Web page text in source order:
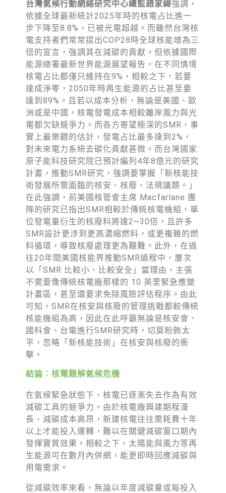
台灣氣候行動網絡研究中心總監趙家緯強調，
依據全球最新統計2025年時的核電占比進一
步下降至8.8%，已被光電超越。而雖然台灣核
電支持者們常常提出COP28時全球核能增為三
倍的宣言，強調其在減碳的貢獻。但依據國際
能源總署最新世界能源展望報告，在不同情境
核電占比都僅只維持在9%，相較之下，若要
達成淨零，2050年時再生能源的占比甚至要
達到89%。且若以成本分析，無論是美國、歐
洲或是中國，核電發電成本相較離岸風力與光
電都欠缺競爭力。而各方寄望極深的SMR，事
實上最樂觀的估計，發電占比最多達到2%，
對未來電力系統去碳化貢獻甚微。而台灣國家
原子能科技研究院已預計編列4年8億元的研究
計畫，推動SMR研究，強調要掌握「新核能技
術發展所需面臨的核安、核廢、法規議題。」
在此強調，前美國核管會主席 Macfarlane 團
隊的研究已指出SMR相較於傳統核電機組，單
位發電量衍生的核廢料將達2~30倍，且許多
SMR設計更涉到更高濃縮燃料，或更複雜的燃
料循環，導致核廢處理更為艱難。此外，在過
往20年間美國核能界推動SMR過程中，屢次
以「SMR 比較小、比較安全」當理由，主張
不需要像傳統核電廠那樣的 10 英里緊急應變
計畫區，甚至還要求免除風險評估程序。由此
可知，SMR在核安與核廢的管理挑戰都較傳統
核能機組為高，因此在此呼籲無論是核安會、
國科會、台電進行SMR研究時，切莫粉飾太
平，忽略「新核能技術」在核安與核廢的衝
擊。
結論：核電難解氣候危機
在氣候緊急狀態下，核電已逐漸失去作為有效
減碳工具的競爭力。由於核電廠興建期程漫
長、減碳成本高昂，新建核電往往需耗費十年
以上才能投入運轉，難以在關鍵減碳窗口期內
發揮實質效果。相較之下，太陽能與風力等再
生能源可在數月內併網，能更即時回應減碳與
用電需求。
從減碳效率來看，無論以年度減碳量或每投入